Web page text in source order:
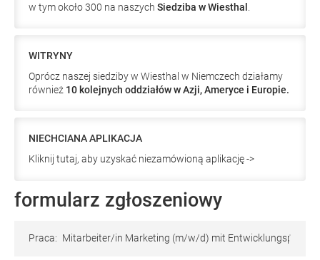
w tym około 300 na naszych Siedziba w Wiesthal
WITRYNY
Oprócz naszej siedziby w Wiesthal w Niemczech działamy
również 10 kolejnych oddziałów w Azji, Ameryce i Europie.
NIECHCIANA APLIKACJA
Kliknij tutaj, aby uzyskać niezamówioną aplikację ->
formularz zgłoszeniowy
Praca: Mitarbeiter/in Marketing (m/w/d) mit